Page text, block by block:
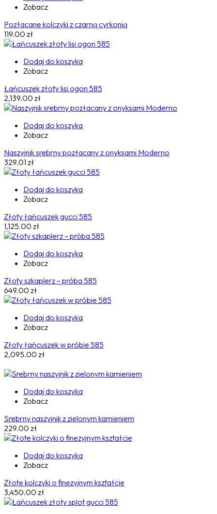
Zobacz
Pozłacane kolczyki z czarną cyrkonią
119.00 zł
Dodaj do koszyka
Zobacz
Łańcuszek złoty lisi ogon 585
2,139.00 zł
Dodaj do koszyka
Zobacz
Naszyjnik srebrny pozłacany z onyksami Moderno
329.01 zł
Dodaj do koszyka
Zobacz
Złoty łańcuszek gucci 585
1,125.00 zł
Dodaj do koszyka
Zobacz
Złoty szkaplerz – próba 585
649.00 zł
Dodaj do koszyka
Zobacz
Złoty łańcuszek w próbie 585
2,095.00 zł
Dodaj do koszyka
Zobacz
Srebrny naszyjnik z zielonym kamieniem
229.00 zł
Dodaj do koszyka
Zobacz
Złote kolczyki o finezyjnym kształcie
3,450.00 zł